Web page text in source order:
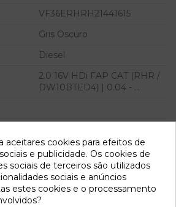
VF36ERHRH21441615
Gris Oscuro
Diesel
2.0 16V HDi FAP CAT (RHR /
DW10BTED4) | 0.04 - ...
(RHR / DW10BTED4) | 0.04 -
...
2022-04-05
aceitares cookies para efeitos de
e publicidade. Os cookies de
sociais de terceiros são utilizados
sociais e anúncios
estes cookies e o processamento